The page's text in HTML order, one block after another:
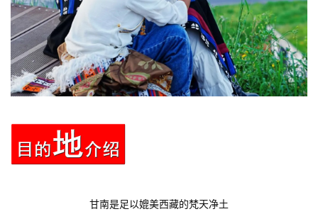
甘南是足以媲美西藏的梵天净土